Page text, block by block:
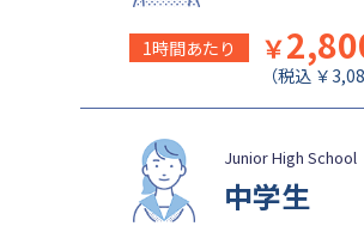
1時間あたり ￥
（税込 ￥
Junior High School
中学生